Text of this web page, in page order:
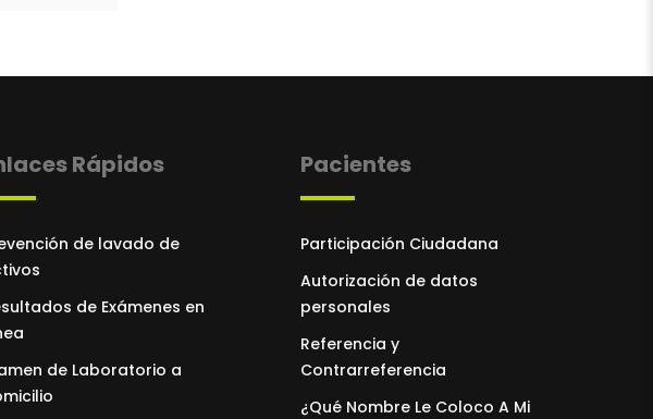
Rápidos
de lavado de
de Exámenes en
de Laboratorio a
Pacientes
Participación Ciudadana
Autorización de datos
personales
Referencia y
Contrarreferencia
¿Qué Nombre Le Coloco A Mi